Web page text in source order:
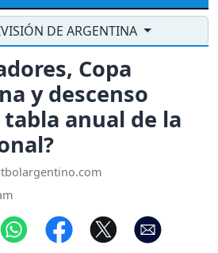
DE ARGENTINA
Copa
y descenso
tabla anual de la